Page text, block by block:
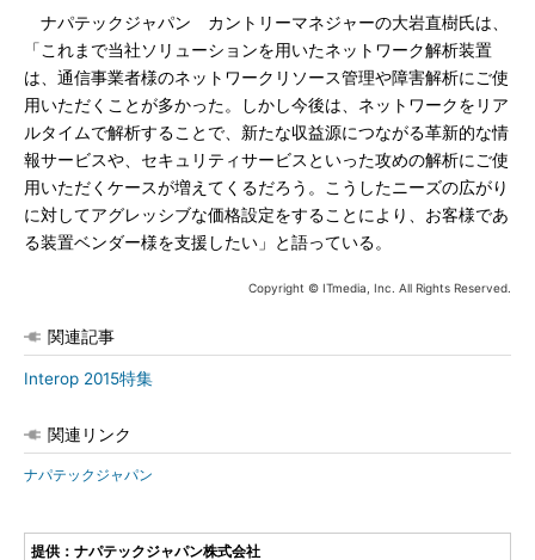
ナパテックジャパン カントリーマネジャーの大岩直樹氏は、
「これまで当社ソリューションを用いたネットワーク解析装置
は、通信事業者様のネットワークリソース管理や障害解析にご使
用いただくことが多かった。しかし今後は、ネットワークをリア
ルタイムで解析することで、新たな収益源につながる革新的な情
報サービスや、セキュリティサービスといった攻めの解析にご使
用いただくケースが増えてくるだろう。こうしたニーズの広がり
に対してアグレッシブな価格設定をすることにより、お客様であ
る装置ベンダー様を支援したい」と語っている。
Copyright © ITmedia, Inc. All Rights Reserved.
関連記事
Interop 2015特集
関連リンク
ナパテックジャパン
提供：ナパテックジャパン株式会社